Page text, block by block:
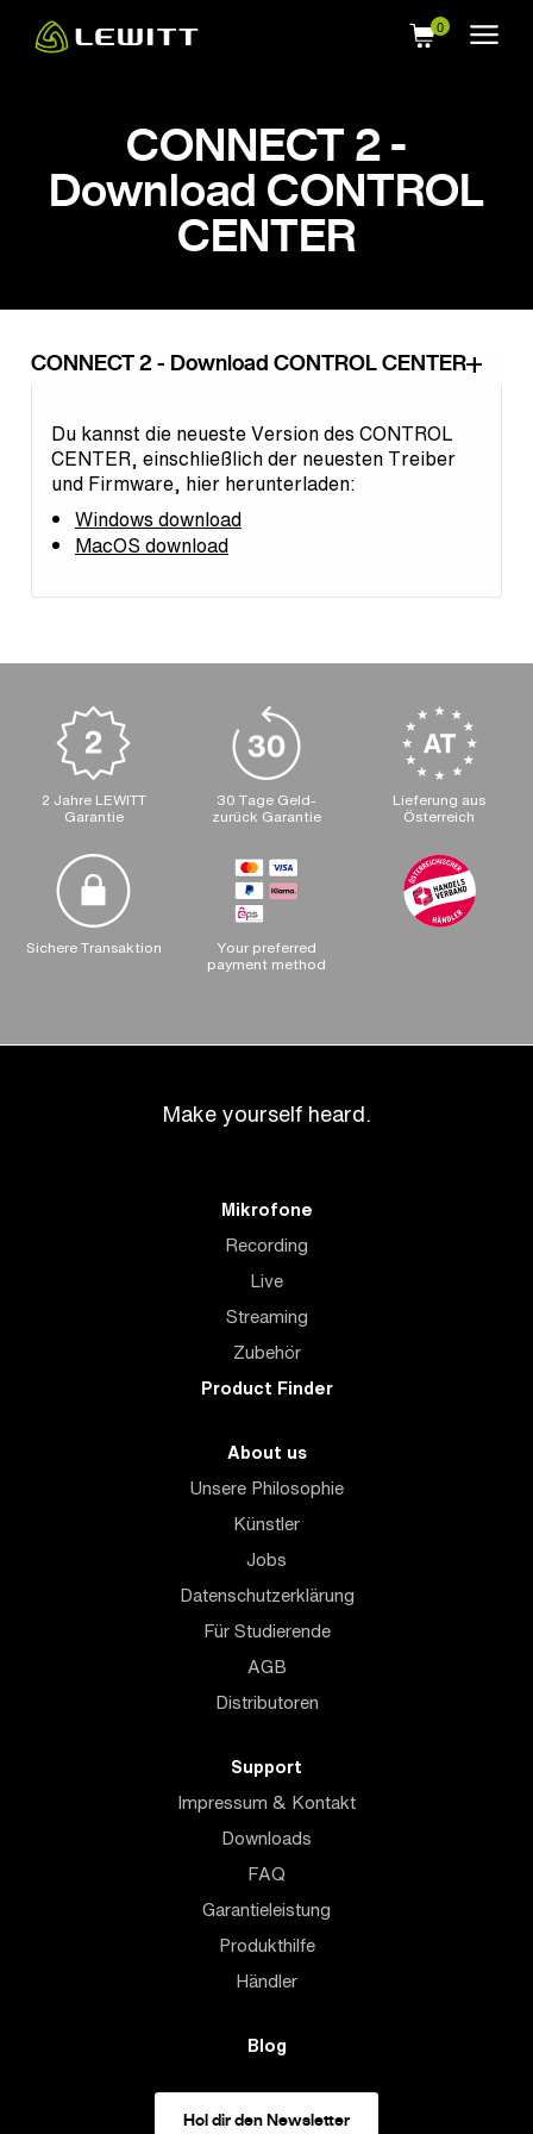
CONNECT 2 -
Download CONTROL
CENTER
CONNECT 2 - Download CONTROL CENTER
Du kannst die neueste Version des CONTROL
CENTER, einschließlich der neuesten Treiber
und Firmware, hier herunterladen:
Windows download
MacOS download
2 Jahre LEWITT
Garantie
30 Tage Geld-
zurück Garantie
Lieferung aus
Österreich
Sichere Transaktion
Your preferred
payment method
Make yourself heard.
Mikrofone
Recording
Live
Streaming
Zubehör
Product Finder
About us
Unsere Philosophie
Künstler
Jobs
Datenschutzerklärung
Für Studierende
AGB
Distributoren
Support
Impressum & Kontakt
Downloads
FAQ
Garantieleistung
Produkthilfe
Händler
Blog
Hol dir den Newsletter